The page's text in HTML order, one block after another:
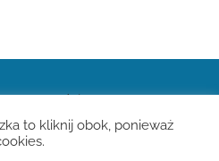
prywatności
to kliknij obok, ponieważ